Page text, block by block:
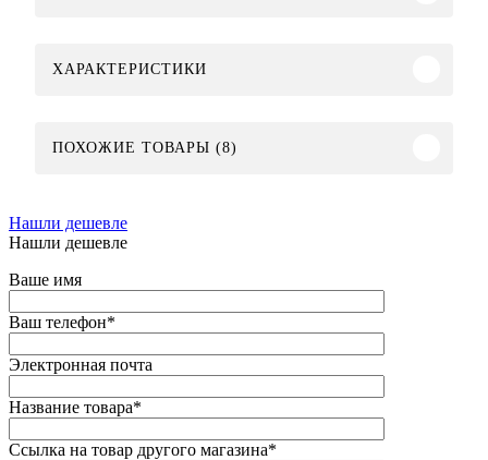
ХАРАКТЕРИСТИКИ
ПОХОЖИЕ ТОВАРЫ (8)
Нашли дешевле
Нашли дешевле
Ваше имя
Ваш телефон*
Электронная почта
Название товара*
Ссылка на товар другого магазина*